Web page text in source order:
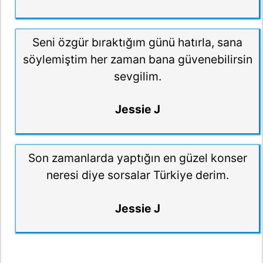
Seni özgür bıraktığım günü hatırla, sana
söylemiştim her zaman bana güvenebilirsin
sevgilim.
Jessie J
Son zamanlarda yaptığın en güzel konser
neresi diye sorsalar Türkiye derim.
Jessie J